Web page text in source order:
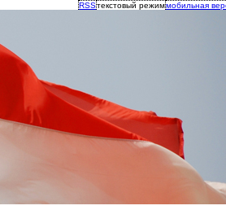
RSSтекстовый режиммобильная